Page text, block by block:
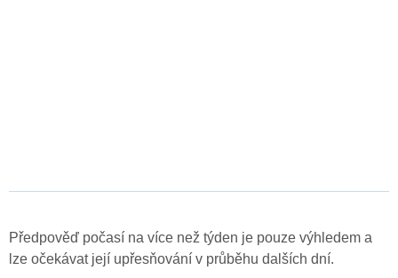
Předpověď počasí na více než týden je pouze výhledem a
lze očekávat její upřesňování v průběhu dalších dní.